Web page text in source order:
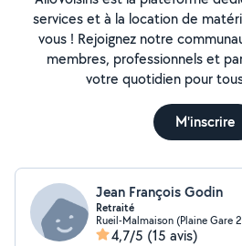
services et à la location de
vous ! Rejoignez notre
membres, professionnels et
votre quotidien pour
M'inscrire
Jean François Godin
Retraité
Rueil-Malmaison (Plaine Gare
4,7/5 (15 avis)